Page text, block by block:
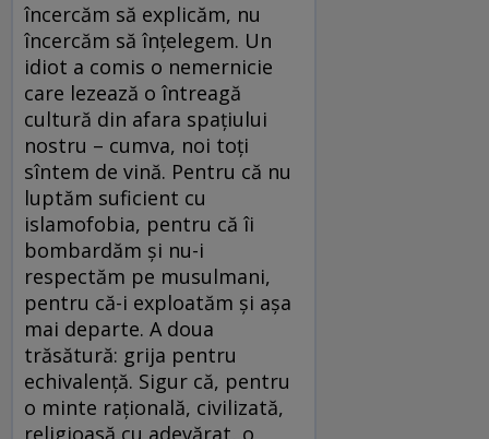
încercăm să explicăm, nu
încercăm să înţelegem. Un
idiot a comis o nemernicie
care lezează o întreagă
cultură din afara spaţiului
nostru – cumva, noi toţi
sîntem de vină. Pentru că nu
luptăm suficient cu
islamofobia, pentru că îi
bombardăm şi nu-i
respectăm pe musulmani,
pentru că-i exploatăm şi aşa
mai departe. A doua
trăsătură: grija pentru
echivalenţă. Sigur că, pentru
o minte raţională, civilizată,
religioasă cu adevărat, o